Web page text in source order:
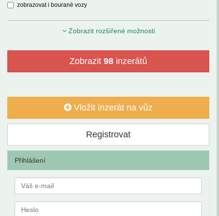
zobrazovat i bourané vozy
Zobrazit rozšířené možnosti
Zobrazit 98 inzerátů
Vložit inzerát na vůz
Registrovat
Přihlášení